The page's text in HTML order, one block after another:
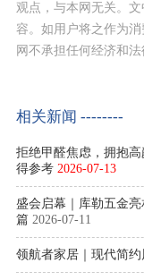
观点，与本网无关。
容。如用户将之作为
网不承担任何经济和法
相关新闻 --------
拒绝甲醛焦虑，拥抱
得参考 2026-07-13
盛会启幕｜库勒五金
篇 2026-07-11
领航者家居｜现代简